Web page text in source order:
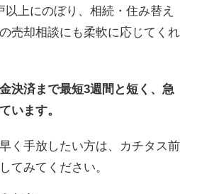
以上にのぼり、相続・住み替え
売却相談にも柔軟に応じてくれ
決済まで最短3週間と短く、急
います。
く手放したい方は、カチタス前
てみてください。